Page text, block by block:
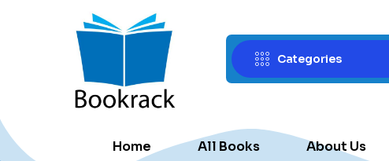
Categories
Home All Books About Us